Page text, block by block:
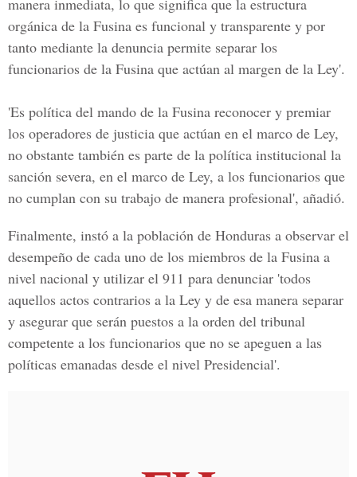
manera inmediata, lo que significa que la estructura
orgánica de la Fusina es funcional y transparente y por
tanto mediante la denuncia permite separar los
funcionarios de la Fusina que actúan al margen de la Ley'.
'Es política del mando de la Fusina reconocer y premiar
los operadores de justicia que actúan en el marco de Ley,
no obstante también es parte de la política institucional la
sanción severa, en el marco de Ley, a los funcionarios que
no cumplan con su trabajo de manera profesional', añadió.
Finalmente, instó a la población de Honduras a observar el
desempeño de cada uno de los miembros de la Fusina a
nivel nacional y utilizar el 911 para denunciar 'todos
aquellos actos contrarios a la Ley y de esa manera separar
y asegurar que serán puestos a la orden del tribunal
competente a los funcionarios que no se apeguen a las
políticas emanadas desde el nivel Presidencial'.